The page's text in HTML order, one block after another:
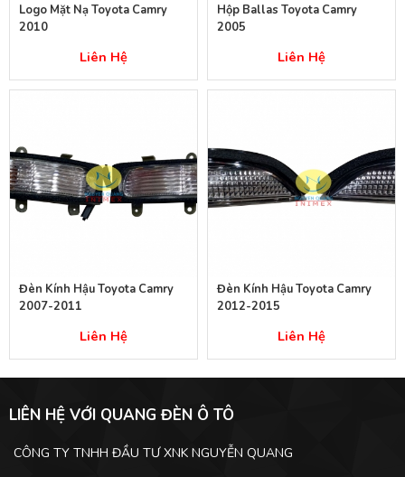
Logo Mặt Nạ Toyota Camry
2010
Liên Hệ
Hộp Ballas Toyota Camry
2005
Liên Hệ
Đèn Kính Hậu Toyota Camry
2007-2011
Liên Hệ
Đèn Kính Hậu Toyota Camry
2012-2015
Liên Hệ
LIÊN HỆ VỚI QUANG ĐÈN Ô TÔ
CÔNG TY TNHH ĐẦU TƯ XNK NGUYỄN QUANG